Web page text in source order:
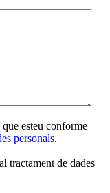
esteu conforme
personals.
tractament de dades